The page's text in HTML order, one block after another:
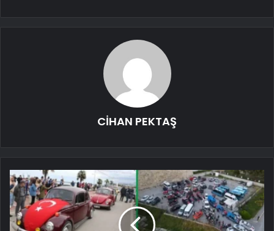
CİHAN PEKTAŞ